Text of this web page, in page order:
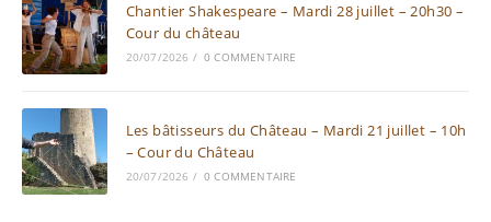
Chantier Shakespeare – Mardi 28 juillet – 20h30 –
Cour du château
20/07/2026 / 0 COMMENTAIRE
Les bâtisseurs du Château – Mardi 21 juillet – 10h
– Cour du Château
20/07/2026 / 0 COMMENTAIRE